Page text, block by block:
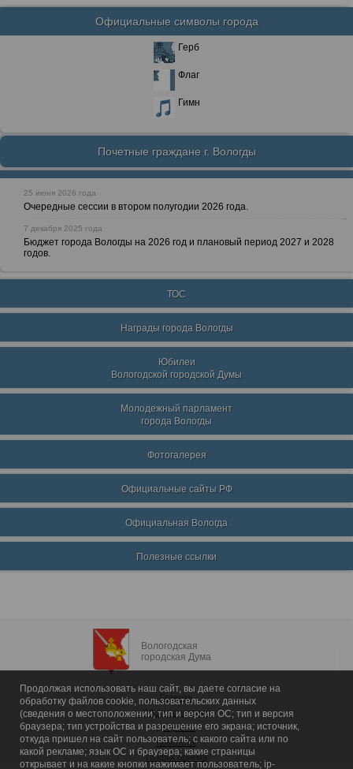
Официальные символы города
Герб
Флаг
Гимн
Почетные граждане г. Вологды
25 июня 2026 года
Очередные сессии в втором полугодии 2026 года.
7 декабря 2025 года
Бюджет города Вологды на 2026 год и плановый период 2027 и 2028
годов.
ТОС
Награды города Вологды
Юбилеи
Вологодской городской Думы
Молодежный парламент
города Вологды
Фотогалерея
Официальные сайты РФ
Официальная Вологда
Полезные ссылки
Вологодская
городская Дума
Главная
Общие сведения
Депутаты
Комитеты
График приема
Продолжая использовать наш сайт, вы даете согласие на
обработку файлов cookie, пользовательских данных
(сведения о местоположении; тип и версия ОС; тип и версия
браузера; тип устройства и разрешение его экрана; источник,
откуда пришел на сайт пользователь; с какого сайта или по
какой рекламе; язык ОС и браузера; какие страницы
открывает и на какие кнопки нажимает пользователь; ip-